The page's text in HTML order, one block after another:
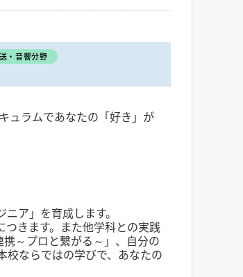
・音響分野
ュラムであなたの「好き」が
ア」を育成します。
きます。また他学科との実践
～プロと繋がる～」、自分の
校ならではの学びで、あなたの